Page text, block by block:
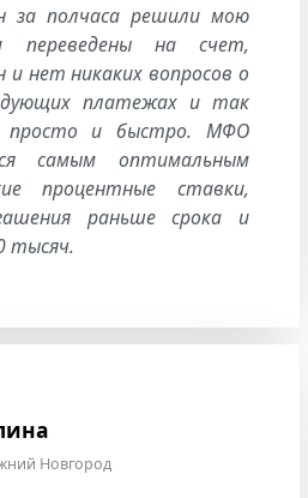
за полчаса решили мою
переведены на счет,
и нет никаких вопросов о
платежах и так
просто и быстро. МФО
самым оптимальным
процентные ставки,
раньше срока и
тысяч.
Новгород